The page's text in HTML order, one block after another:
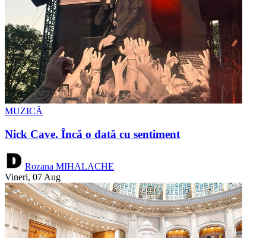
MUZICĂ
Nick Cave. Încă o dată cu sentiment
Rozana MIHALACHE
Vineri, 07 Aug